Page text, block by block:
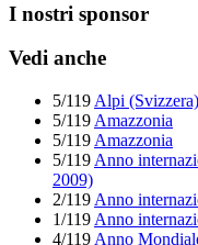
I nostri sponsor
Vedi anche
5/119 Alpi (Svizzera)
5/119 Amazzonia
5/119 Amazzonia
5/119 Anno
2009)
2/119 Anno
1/119 Anno
4/119 Anno